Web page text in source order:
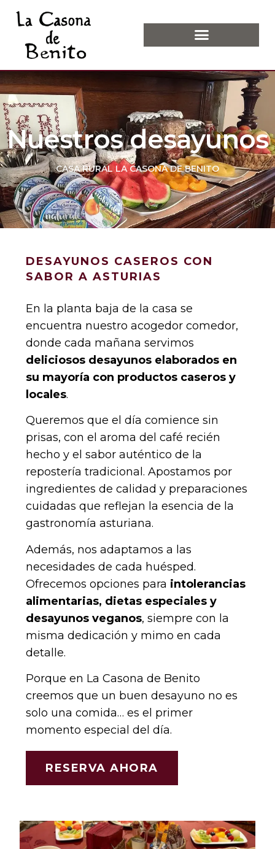
Nuestros desayunos
CASA RURAL LA CASONA DE BENITO
DESAYUNOS CASEROS CON
SABOR A ASTURIAS
En la planta baja de la casa se
encuentra nuestro acogedor comedor,
donde cada mañana servimos
deliciosos desayunos elaborados en
su mayoría con productos caseros y
locales.
Queremos que el día comience sin
prisas, con el aroma del café recién
hecho y el sabor auténtico de la
repostería tradicional. Apostamos por
ingredientes de calidad y preparaciones
cuidadas que reflejan la esencia de la
gastronomía asturiana.
Además, nos adaptamos a las
necesidades de cada huésped.
Ofrecemos opciones para intolerancias
alimentarias, dietas especiales y
desayunos veganos, siempre con la
misma dedicación y mimo en cada
detalle.
Porque en La Casona de Benito
creemos que un buen desayuno no es
solo una comida… es el primer
momento especial del día.
RESERVA AHORA